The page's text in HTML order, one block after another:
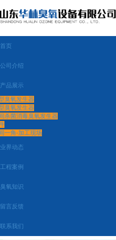
首页
公司介绍
产品展示
臭氧发生器
臭氧发生器
杀菌消毒臭氧发生器
一角-加工现场
业界动态
工程案例
臭氧知识
留言反馈
联系我们